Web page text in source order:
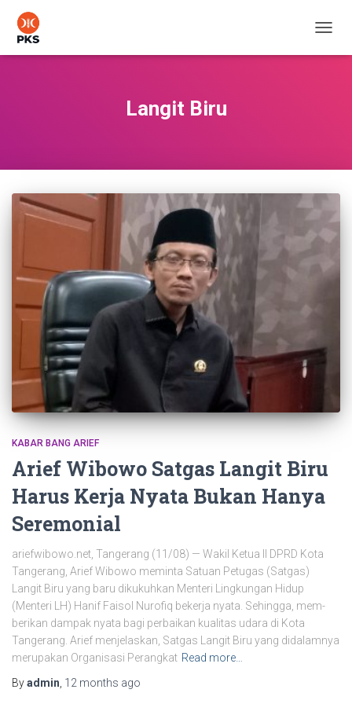
Langit Biru
KABAR BANG ARIEF
Arief Wibowo Satgas Langit Biru
Harus Kerja Nyata Bukan Hanya
Seremonial
ariefwibowo.net, Tangerang (11/08) — Wakil Ketua II DPRD Kota
Tangerang, Arief Wibowo meminta Satuan Pe­tu­gas (Satgas)
Langit Biru yang baru dikukuhkan Menteri Ling­kungan Hidup
(Menteri LH) Hanif Faisol Nurofiq be­kerja nyata. Sehingga, mem­
berikan dampak nyata bagi perbaikan kualitas udara di Kota
Tangerang. Arief menjelaskan, Satgas Langit Biru yang didalamnya
merupakan Organisasi Perang­kat Read more…
Byadmin 12 months ago